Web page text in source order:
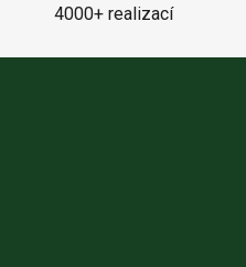
4000+ realizací